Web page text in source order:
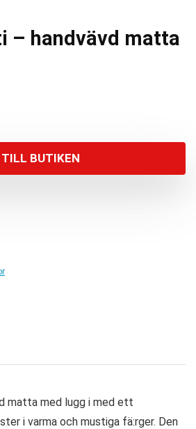
– handvävd matta
TILL BUTIKEN
matta med lugg i med ett
i varma och mustiga fä:rger. Den